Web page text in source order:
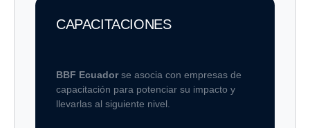
CAPACITACIONES
BBF Ecuadorse asocia con empresas de
capacitación para potenciar su impacto y
llevarlas al siguiente nivel.